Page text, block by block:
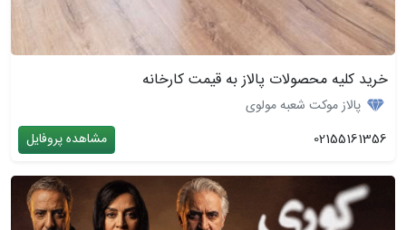
خرید کلیه محصولات پالاز به قیمت کارخانه
پالاز موکت شعبه مولوی
02155161356
مشاهده پروفایل